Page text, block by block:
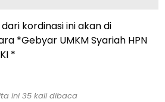
kordinasi ini akan di
*Gebyar UMKM Syariah HPN
*
ini 35kali dibaca